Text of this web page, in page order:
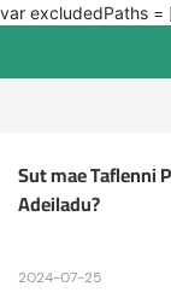
var excludedPaths
Sut mae Taflenni
Adeiladu?
2024-07-25